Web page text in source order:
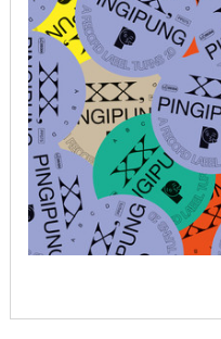
2002-2022, ¡son 20 años de